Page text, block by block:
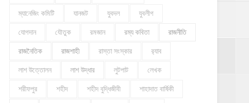
ম্যানেজিং কমিটি যানজট যুবদল যুবলীগ
যোগদান যৌতুক রমজান রম্য কবিতা রাজনীতি
রাজনৈতিক রাজশাহী রাস্তা সংস্কার র‍্যাব
লাশ উত্তোলন লাশ উদ্ধার লুটপাট লেখক
শরীফপুর শহীদ শহীদ বুদ্ধিজীবী শাহাদাত বার্ষিকী